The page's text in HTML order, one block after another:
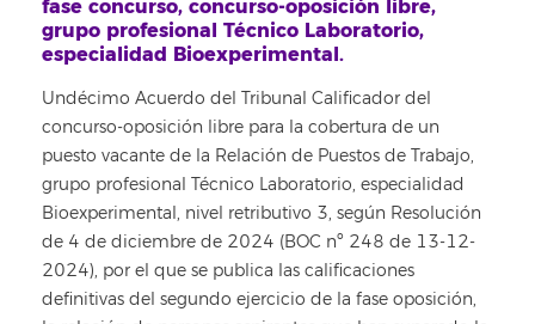
fase concurso, concurso-oposición libre,
grupo profesional Técnico Laboratorio,
especialidad Bioexperimental.
Undécimo Acuerdo del Tribunal Calificador del
concurso-oposición libre para la cobertura de un
puesto vacante de la Relación de Puestos de Trabajo,
grupo profesional Técnico Laboratorio, especialidad
Bioexperimental, nivel retributivo 3, según Resolución
de 4 de diciembre de 2024 (BOC nº 248 de 13-12-
2024), por el que se publica las calificaciones
definitivas del segundo ejercicio de la fase oposición,